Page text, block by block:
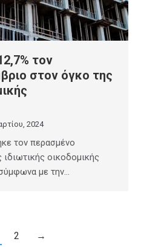
τον
στον όγκο της
2024
τον περασμένο
οικοδομικής
με την…
2 →